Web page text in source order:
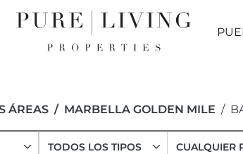
ÁREAS MARBELLA GOLDEN MILE
TODOS LOS TIPOS CUALQUIER